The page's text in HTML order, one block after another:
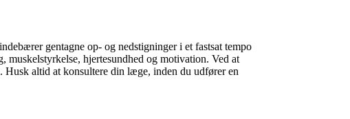
gentagne op- og nedstigninger i et fastsat tempo
hjertesundhed og motivation. Ved at
altid at konsultere din læge, inden du udfører en